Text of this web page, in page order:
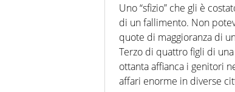
Uno “sfizio” che gli è
di un fallimento. Non
quote di maggioranza di
Terzo di quattro figli di
ottanta affianca i genitori
affari enorme in diverse